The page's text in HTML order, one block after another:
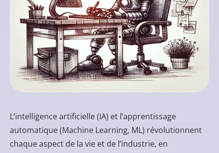
L’intelligence artificielle (IA) et l’apprentissage
automatique (Machine Learning, ML) révolutionnent
chaque aspect de la vie et de l’industrie, en